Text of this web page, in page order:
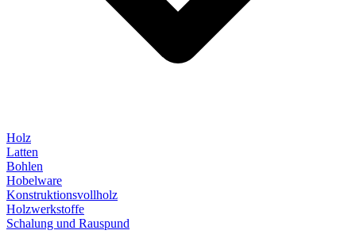
Holz
Latten
Bohlen
Hobelware
Konstruktionsvollholz
Holzwerkstoffe
Schalung und Rauspund